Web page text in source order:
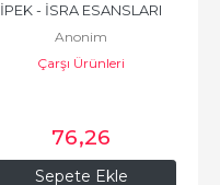
Sepete Ekle
İPEK - İSRA ESANSLARI
Anonim
Çarşı Ürünleri
76,26